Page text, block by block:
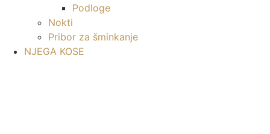
Podloge
Nokti
Pribor za šminkanje
NJEGA KOSE